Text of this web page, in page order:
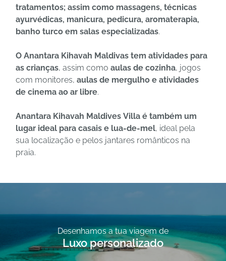
tratamentos; assim como massagens, técnicas
ayurvédicas, manicura, pedicura, aromaterapia,
banho turco em salas especializadas.
O Anantara Kihavah Maldivas tem atividades para
as crianças, assim como aulas de cozinha, jogos
com monitores, aulas de mergulho e atividades
de cinema ao ar libre.
Anantara Kihavah Maldives Villa é também um
lugar ideal para casais e lua-de-mel, ideal pela
sua localização e pelos jantares românticos na
praia.
Desenhamos a tua viagem de
Luxo personalizado